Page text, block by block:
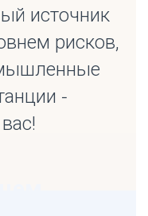
источник
рисков,
-